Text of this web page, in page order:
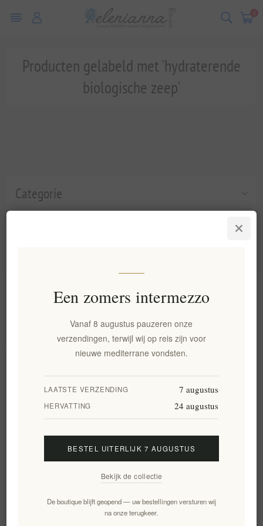
0
Categorie
Producten gelabeld met 'hydraterende
biologische zeep'
Informatie
Mijn account
Aanmelden Opzeggen
Een zomers intermezzo
Vanaf 8 augustus pauzeren onze
verzendingen, terwijl wij op reis zijn voor
nieuwe mediterrane vondsten.
LAATSTE VERZENDING 7 augustus
HERVATTING 24 augustus
BESTEL UITERLIJK 7 AUGUSTUS
Bekijk de collectie
De boutique blijft geopend — uw bestellingen versturen wij
na onze terugkeer.